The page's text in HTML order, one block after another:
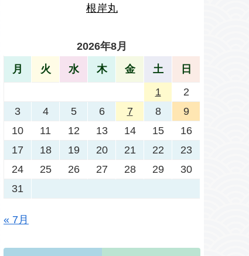
根岸丸
2026年8月
月
火 水 木 金 土
日
1
2
3
4 5 6 7 8
9
10
11 12 13 14 15
16
17
18 19 20 21 22
23
24
25 26 27 28 29
30
31
« 7月